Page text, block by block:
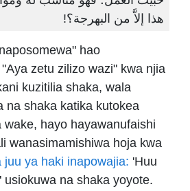
هذا إلاَّ من البهرجة؟!
hao
zetu zilizo wazi" kwa njia
kuzitilia shaka, wala
na shaka katika kutokea
wake, hayo hayawanufaishi
wanasimamishiwa hoja kwa
juu ya haki inapowajia: 'Huu
usiokuwa na shaka yoyote.